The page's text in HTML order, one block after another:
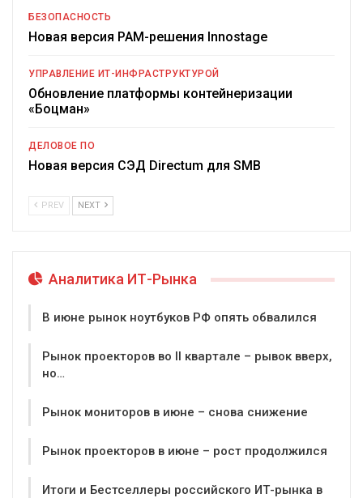
БЕЗОПАСНОСТЬ
Новая версия PAM-решения Innostage
УПРАВЛЕНИЕ ИТ-ИНФРАСТРУКТУРОЙ
Обновление платформы контейнеризации
«Боцман»
ДЕЛОВОЕ ПО
Новая версия СЭД Directum для SMB
PREV NEXT
Аналитика ИТ-Рынка
В июне рынок ноутбуков РФ опять обвалился
Рынок проекторов во II квартале – рывок вверх,
но…
Рынок мониторов в июне – снова снижение
Рынок проекторов в июне – рост продолжился
Итоги и Бестселлеры российского ИТ-рынка в